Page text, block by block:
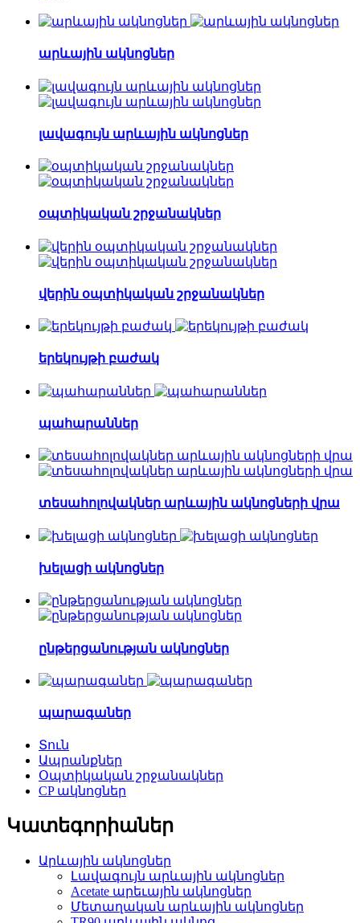
արևային ակնոցներ
լավագույն արևային ակնոցներ
օպտիկական շրջանակներ
վերին օպտիկական շրջանակներ
երեկույթի բաժակ
պահարաններ
տեսահոլովակներ արևային ակնոցների վրա
խելացի ակնոցներ
ընթերցանության ակնոցներ
պարագաներ
Տուն
Ապրանքներ
Օպտիկական շրջանակներ
CP ակնոցներ
Կատեգորիաներ
Արևային ակնոցներ
Լավագույն արևային ակնոցներ
Acetate արեւային ակնոցներ
Մետաղական արևային ակնոցներ